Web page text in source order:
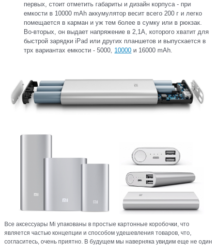
первых, стоит отметить габариты и дизайн корпуса - при
емкости в 10000 mAh аккумулятор весит всего 200 г и легко
помещается в карман и уж тем более в сумку или в рюкзак.
Во-вторых, он выдает напряжение в 2,1А, которого хватит для
быстрой зарядки iPad или других планшетов и выпускается в
трх вариантах емкости - 5000, 10000 и 16000 mAh.
Все аксессуары Mi упакованы в простые картонные коробочки, что
является частью концепции и способом удешевления товаров, что,
согласитесь, очень приятно. В будущем мы наверняка увидим еще не один